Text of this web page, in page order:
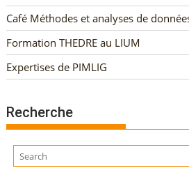
Café Méthodes et analyses de
Formation THEDRE au LIUM
Expertises de PIMLIG
Recherche